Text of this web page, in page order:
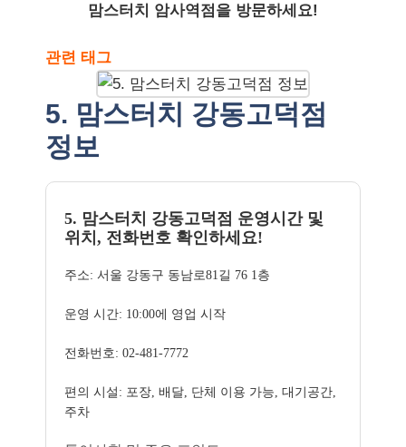
맘스터치 암사역점을 방문하세요!
관련 태그
5. 맘스터치 강동고덕점
정보
5. 맘스터치 강동고덕점 운영시간 및
위치, 전화번호 확인하세요!
주소: 서울 강동구 동남로81길 76 1층
운영 시간: 10:00에 영업 시작
전화번호: 02-481-7772
편의 시설: 포장, 배달, 단체 이용 가능, 대기공간,
주차